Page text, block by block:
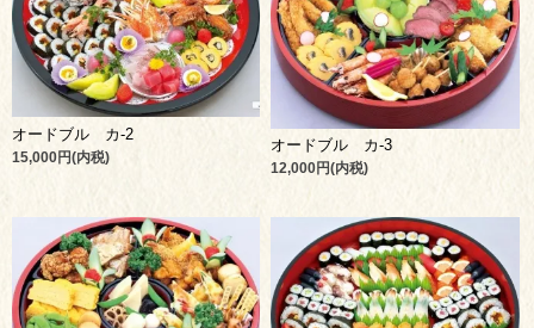
オードブル カ-2
15,000円(内税)
オードブル カ-3
12,000円(内税)